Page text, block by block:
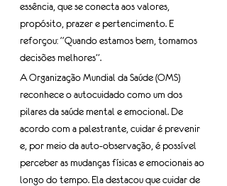
essência, que se conecta aos valores,
propósito, prazer e pertencimento. E
reforçou: “Quando estamos bem, tomamos
decisões melhores”.
A Organização Mundial da Saúde (OMS)
reconhece o autocuidado como um dos
pilares da saúde mental e emocional. De
acordo com a palestrante, cuidar é prevenir
e, por meio da auto-observação, é possível
perceber as mudanças físicas e emocionais ao
longo do tempo. Ela destacou que cuidar de